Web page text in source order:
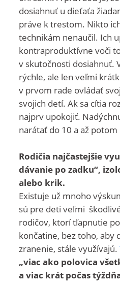
dosiahnuť u dieťaťa
práve k trestom. Nikto
technikám nenaučil. Ich
kontraproduktívne voči
v skutočnosti dosiahnuť.
rýchle, ale len veľmi
v prvom rade ovládať
svojich detí. Ak sa cítia
najprv upokojiť.
narátať do 10 a až
Rodičia najčastejšie
dávanie po zadku“,
alebo krik.
Existuje už mnoho
sú pre deti veľmi
rodičov, ktorí tľapnutie
končatine, bez toho, aby
zranenie, stále využívajú.
„viac ako polovica
a viac krát počas